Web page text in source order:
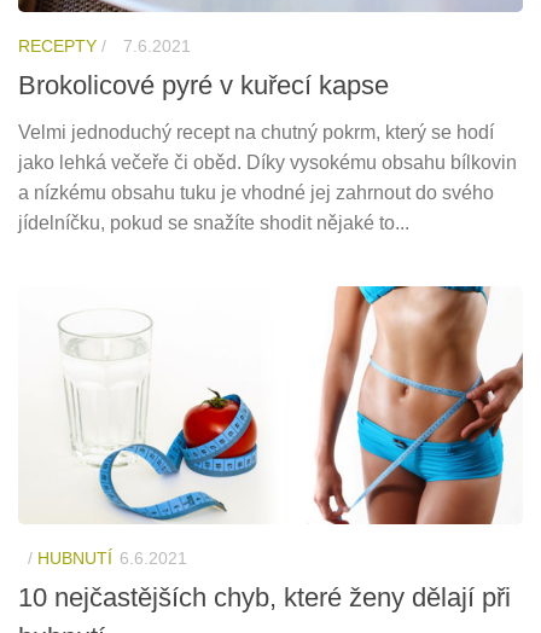
RECEPTY / 7.6.2021
Brokolicové pyré v kuřecí kapse
Velmi jednoduchý recept na chutný pokrm, který se hodí
jako lehká večeře či oběd. Díky vysokému obsahu bílkovin
a nízkému obsahu tuku je vhodné jej zahrnout do svého
jídelníčku, pokud se snažíte shodit nějaké to...
/ HUBNUTÍ 6.6.2021
10 nejčastějších chyb, které ženy dělají při